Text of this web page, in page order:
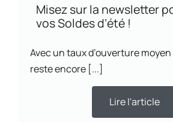
Misez sur la newsletter
vos Soldes d’été !
Avec un taux d’ouverture moyen
reste encore [...]
Lire l'article